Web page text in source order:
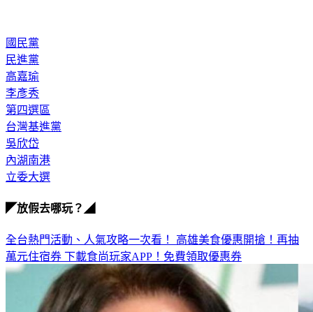
國民黨
民進黨
高嘉瑜
李彥秀
第四選區
台灣基進黨
吳欣岱
內湖南港
立委大選
◤放假去哪玩？◢
全台熱門活動、人氣攻略一次看！ 高雄美食優惠開搶！再抽
萬元住宿券 下載食尚玩家APP！免費領取優惠券